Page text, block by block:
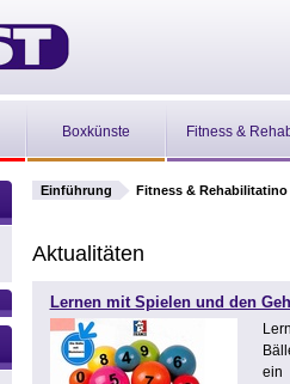
Boxkünste Fitness &
Einführung Fitness & Rehabilitatino
Aktualitäten
Lernen mit Spielen und den